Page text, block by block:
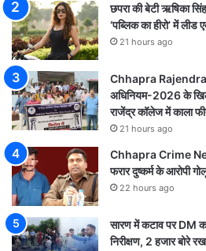
छपरा की बेटी ऋषिका
‘पब्लिक का हीरो’ में
21 hours ago
Chhapra Rajendra
अधिनियम-2026 के
राजेंद्र कॉलेज में काला
21 hours ago
Chhapra Crime
फरार दुष्कर्म के आरोपी
22 hours ago
सारण में कटाव पर DM
निरीक्षण, 2 हजार बोरे